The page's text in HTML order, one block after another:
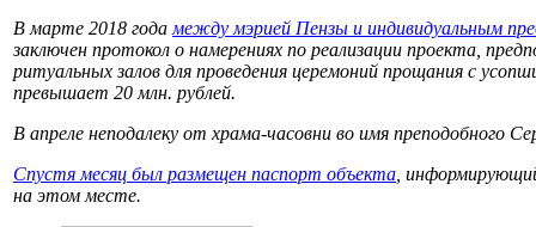
В марте 2018 годамежду мэрией Пензы и индивидуальным
заключен протокол о намерениях по реализации проекта,
ритуальных залов для проведения церемоний прощания с
превышает 20 млн. рублей.
В апреле неподалеку от храма-часовни во имя преподобного
Спустя месяц был размещен паспорт объекта,
на этом месте.